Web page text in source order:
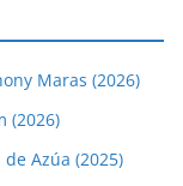
Maras (2026)
(2026)
Azúa (2025)